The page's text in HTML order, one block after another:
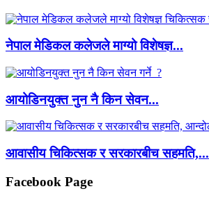
नेपाल मेडिकल कलेजले माग्यो विशेषज्ञ...
आयोडिनयुक्त नुन नै किन सेवन...
आवासीय चिकित्सक र सरकारबीच सहमति,...
Facebook Page